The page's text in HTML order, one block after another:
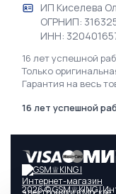
ИП Киселева
ОГРНИП:
ИНН:
16 лет успешной
Только
Гарантия на весь
16 лет успешной
2026 © GSM♕KING |